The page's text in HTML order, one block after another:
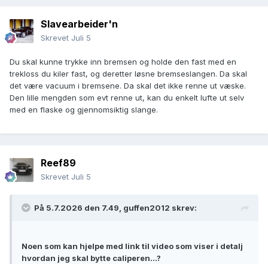
Slavearbeider'n
Skrevet Juli 5
Du skal kunne trykke inn bremsen og holde den fast med en
trekloss du kiler fast, og deretter løsne bremseslangen. Da skal
det være vacuum i bremsene. Da skal det ikke renne ut væske.
Den lille mengden som evt renne ut, kan du enkelt lufte ut selv
med en flaske og gjennomsiktig slange.
Reef89
Skrevet Juli 5
På 5.7.2026 den 7.49, guffen2012 skrev:
Noen som kan hjelpe med link til video som viser i detalj
hvordan jeg skal bytte caliperen...?